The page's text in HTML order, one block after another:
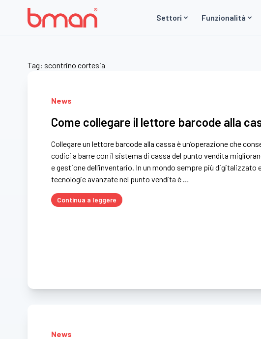
Settori
Funzionalità
Tag: scontrino cortesia
News
Come collegare il lettore barcode alla
Collegare un lettore barcode alla cassa è un’operazione che
codici a barre con il sistema di cassa del punto vendita
e gestione dell’inventario. In un mondo sempre più digitalizzato
tecnologie avanzate nel punto vendita è …
Continua a leggere
News